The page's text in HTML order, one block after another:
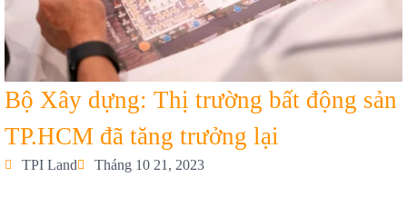
Bộ Xây dựng: Thị trường bất động sản
TP.HCM đã tăng trưởng lại
TPI Land Tháng 10 21, 2023